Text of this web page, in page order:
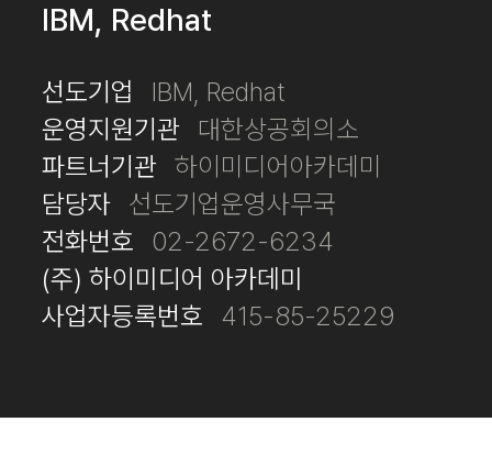
IBM, Redhat
선도기업
IBM, Redhat
운영지원기관
대한상공회의소
파트너기관 하이미디어아카데미
담당자 선도기업운영사무국
전화번호
02-2672-6234
(주) 하이미디어 아카데미
사업자등록번호
415-85-25229